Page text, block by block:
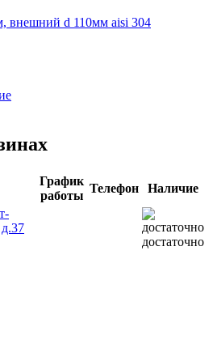
внешний d 110мм aisi 304
График
работы
Телефон
Наличие
достаточно